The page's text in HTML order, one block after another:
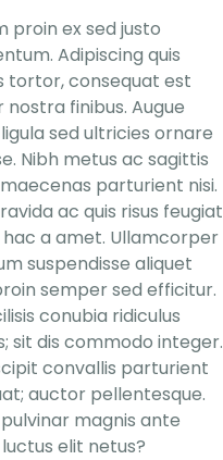
proin ex sed justo
Adipiscing quis
tortor, consequat est
finibus. Augue
sed ultricies ornare
Nibh metus ac sagittis
parturient nisi.
ac quis risus feugiat
a amet. Ullamcorper
suspendisse aliquet
semper sed efficitur.
conubia ridiculus
sit dis commodo integer.
convallis parturient
auctor pellentesque.
magnis ante
elit netus?